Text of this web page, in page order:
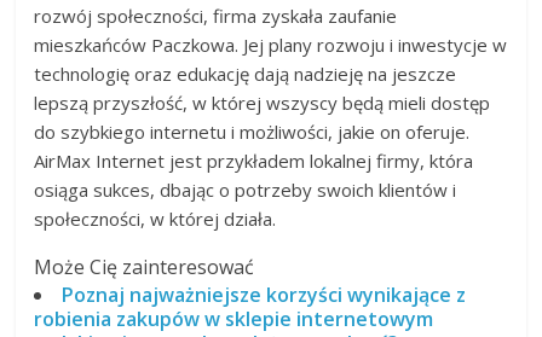
rozwój społeczności, firma zyskała zaufanie
mieszkańców Paczkowa. Jej plany rozwoju i inwestycje w
technologię oraz edukację dają nadzieję na jeszcze
lepszą przyszłość, w której wszyscy będą mieli dostęp
do szybkiego internetu i możliwości, jakie on oferuje.
AirMax Internet jest przykładem lokalnej firmy, która
osiąga sukces, dbając o potrzeby swoich klientów i
społeczności, w której działa.
Może Cię zainteresować
Poznaj najważniejsze korzyści wynikające z
robienia zakupów w sklepie internetowym